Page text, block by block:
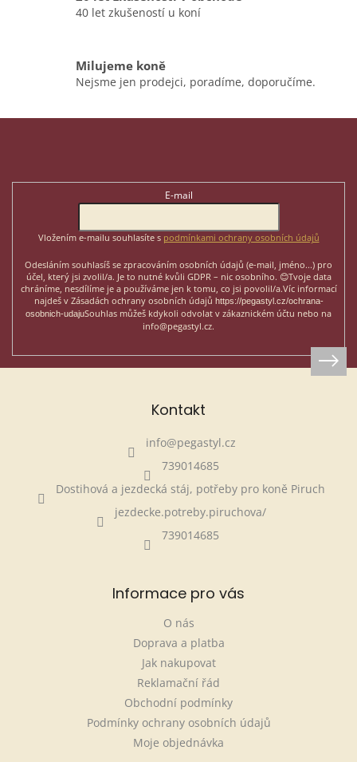
40 let zkušeností u koní
Milujeme koně
Nejsme jen prodejci, poradíme, doporučíme.
E-mail
Vložením e-mailu souhlasíte s podmínkami ochrany osobních údajů
Odesláním souhlasíš se zpracováním osobních údajů (e-mail, jméno...) pro
účel, který jsi zvolil/a. Je to nutné kvůli GDPR – nic osobního. 😊Tvoje data
chráníme, nesdílíme je a používáme jen k tomu, co jsi povolil/a.Víc informací
najdeš v Zásadách ochrany osobních údajů https://pegastyl.cz/ochrana-
osobnich-udajuSouhlas můžeš kdykoli odvolat v zákaznickém účtu nebo na
info@pegastyl.cz.
Kontakt
info@pegastyl.cz
739014685
Dostihová a jezdecká stáj, potřeby pro koně Piruch
jezdecke.potreby.piruchova/
739014685
Informace pro vás
O nás
Doprava a platba
Jak nakupovat
Reklamační řád
Obchodní podmínky
Podmínky ochrany osobních údajů
Moje objednávka